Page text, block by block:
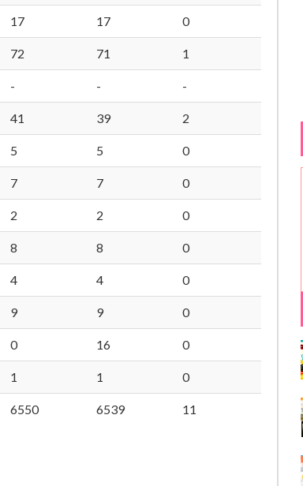
17 17 0
72 71 1
- - -
41 39 2
5 5 0
7 7 0
2 2 0
8 8 0
4 4 0
9 9 0
0 16 0
1 1 0
6550 6539 11